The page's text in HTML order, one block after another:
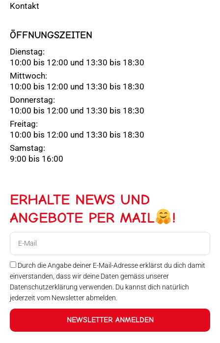
Kontakt
ÖFFNUNGSZEITEN
Dienstag:
10:00 bis 12:00 und 13:30 bis 18:30
Mittwoch:
10:00 bis 12:00 und 13:30 bis 18:30
Donnerstag:
10:00 bis 12:00 und 13:30 bis 18:30
Freitag:
10:00 bis 12:00 und 13:30 bis 18:30
Samstag:
9:00 bis 16:00
ERHALTE NEWS UND
ANGEBOTE PER MAIL
!
Durch die Angabe deiner E-Mail-Adresse erklärst du dich damit
einverstanden, dass wir deine Daten gemäss unserer
Datenschutzerklärung verwenden. Du kannst dich natürlich
jederzeit vom Newsletter abmelden.
NEWSLETTER ANMELDEN